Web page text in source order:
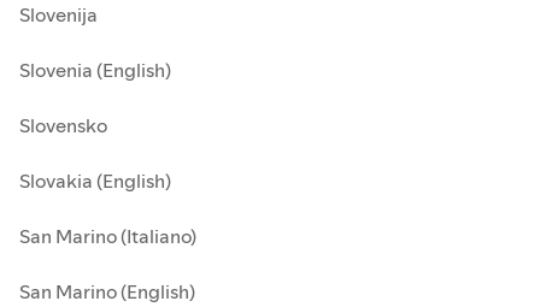
Slovenija
Slovenia (English)
Slovensko
Slovakia (English)
San Marino (Italiano)
San Marino (English)